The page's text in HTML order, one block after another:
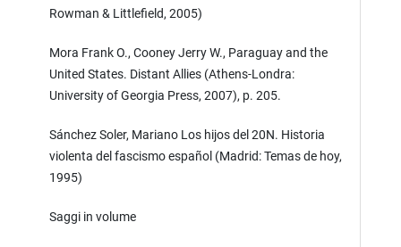
Rowman & Littlefield, 2005)
Mora Frank O., Cooney Jerry W., Paraguay and the
United States. Distant Allies (Athens-Londra:
University of Georgia Press, 2007), p. 205.
Sánchez Soler, Mariano Los hijos del 20N. Historia
violenta del fascismo español (Madrid: Temas de hoy,
1995)
Saggi in volume